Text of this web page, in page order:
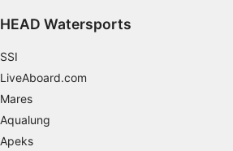
HEAD Watersports
SSI
LiveAboard.com
Mares
Aqualung
Apeks